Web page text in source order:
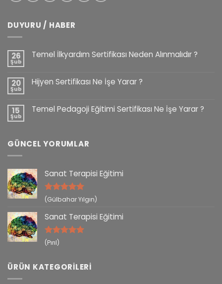
DUYURU / HABER
26
Şub
Temel İlkyardım Sertifikası Neden Alınmalıdır ?
20
Şub
Hijyen Sertifikası Ne İşe Yarar ?
15
Şub
Temel Pedagoji Eğitimi Sertifikası Ne İşe Yarar ?
GÜNCEL YORUMLAR
Sanat Terapisi Eğitimi
5 üzerinden
(Gülbahar Yılgın)
Sanat Terapisi Eğitimi
5 üzerinden
(Pırıl)
ÜRÜN KATEGORILERI